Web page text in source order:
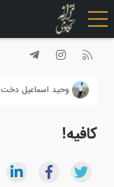
رفتن
به
وحید اسماعیل دخت
کافیه!